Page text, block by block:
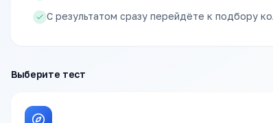
С результатом сразу перейдёте к подбору
Выберите тест